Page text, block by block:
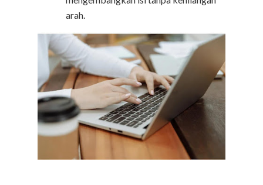
arah.